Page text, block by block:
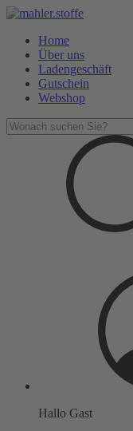
Home
Über uns
Ladengeschäft
Gutschein
Webshop
Hallo Gast